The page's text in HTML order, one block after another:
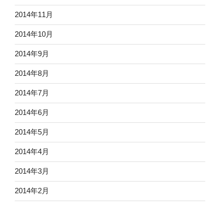
2014年11月
2014年10月
2014年9月
2014年8月
2014年7月
2014年6月
2014年5月
2014年4月
2014年3月
2014年2月